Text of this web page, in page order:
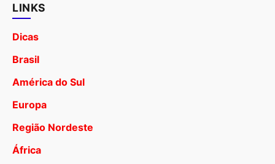
LINKS
Dicas
Brasil
América do Sul
Europa
Região Nordeste
África